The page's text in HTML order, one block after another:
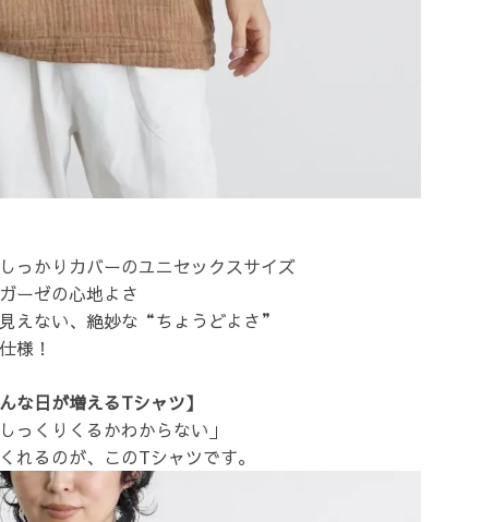
っかりカバーのユニセックスサイズ
ーゼの心地よさ
えない、絶妙な“ちょうどよさ”
様！
な日が増えるTシャツ】
っくりくるかわからない」
れるのが、このTシャツです。